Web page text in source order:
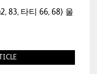
83, 타티 66, 68) 울